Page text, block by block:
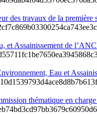
des travaux de la première
et Assainissement de
Eau et
thématique en